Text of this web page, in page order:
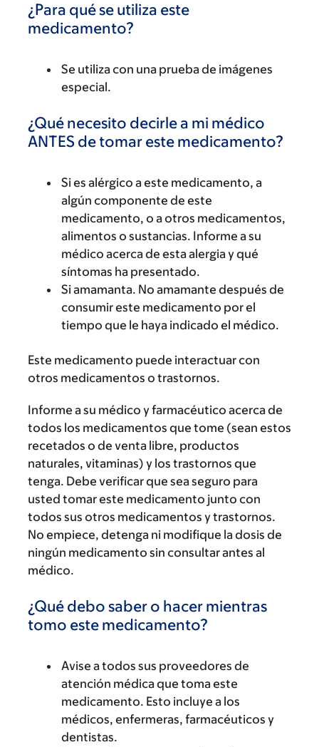
¿Para qué se utiliza este
medicamento?
Se utiliza con una prueba de imágenes
especial.
¿Qué necesito decirle a mi médico
ANTES de tomar este medicamento?
Si es alérgico a este medicamento, a
algún componente de este
medicamento, o a otros medicamentos,
alimentos o sustancias. Informe a su
médico acerca de esta alergia y qué
síntomas ha presentado.
Si amamanta. No amamante después de
consumir este medicamento por el
tiempo que le haya indicado el médico.
Este medicamento puede interactuar con
otros medicamentos o trastornos.
Informe a su médico y farmacéutico acerca de
todos los medicamentos que tome (sean estos
recetados o de venta libre, productos
naturales, vitaminas) y los trastornos que
tenga. Debe verificar que sea seguro para
usted tomar este medicamento junto con
todos sus otros medicamentos y trastornos.
No empiece, detenga ni modifique la dosis de
ningún medicamento sin consultar antes al
médico.
¿Qué debo saber o hacer mientras
tomo este medicamento?
Avise a todos sus proveedores de
atención médica que toma este
medicamento. Esto incluye a los
médicos, enfermeras, farmacéuticos y
dentistas.